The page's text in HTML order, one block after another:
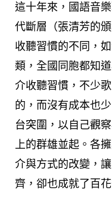
這十年來，國語音
代斷層（張清芳的
收聽習慣的不同，
類，全國同胞都知
介收聽習慣，不少
的，而沒有成本也
台突圍，以自己觀
上的群雄並起。各
介與方式的改變，
齊，卻也成就了百